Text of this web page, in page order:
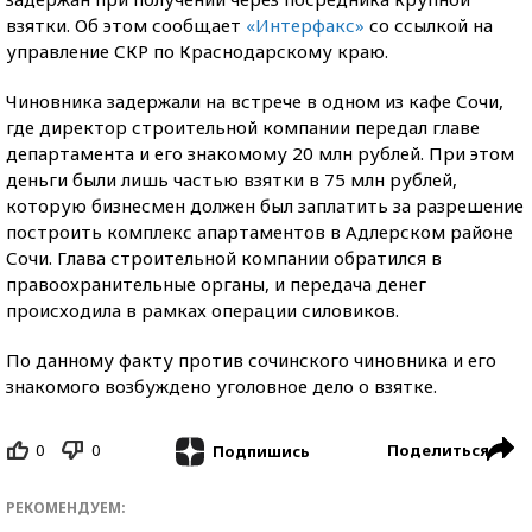
взятки. Об этом сообщает «Интерфакс» со ссылкой на
управление СКР по Краснодарскому краю.
Чиновника задержали на встрече в одном из кафе Сочи,
где директор строительной компании передал главе
департамента и его знакомому 20 млн рублей. При этом
деньги были лишь частью взятки в 75 млн рублей,
которую бизнесмен должен был заплатить за разрешение
построить комплекс апартаментов в Адлерском районе
Сочи. Глава строительной компании обратился в
правоохранительные органы, и передача денег
происходила в рамках операции силовиков.
По данному факту против сочинского чиновника и его
знакомого возбуждено уголовное дело о взятке.
0 0 Подпишись Поделиться
РЕКОМЕНДУЕМ: